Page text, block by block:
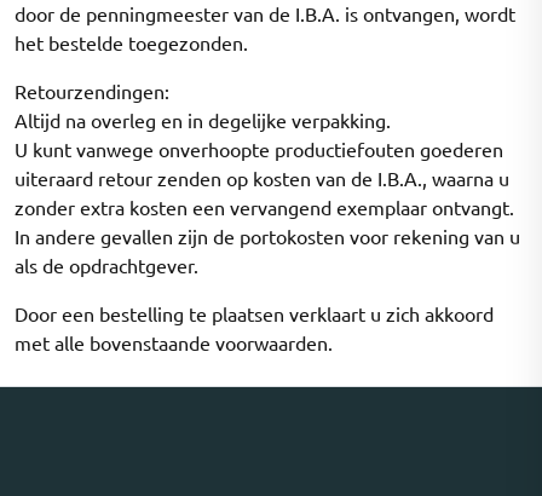
door de penningmeester van de I.B.A. is ontvangen, wordt
het bestelde toegezonden.
Retourzendingen:
Altijd na overleg en in degelijke verpakking.
U kunt vanwege onverhoopte productiefouten goederen
uiteraard retour zenden op kosten van de I.B.A., waarna u
zonder extra kosten een vervangend exemplaar ontvangt.
In andere gevallen zijn de portokosten voor rekening van u
als de opdrachtgever.
Door een bestelling te plaatsen verklaart u zich akkoord
met alle bovenstaande voorwaarden.